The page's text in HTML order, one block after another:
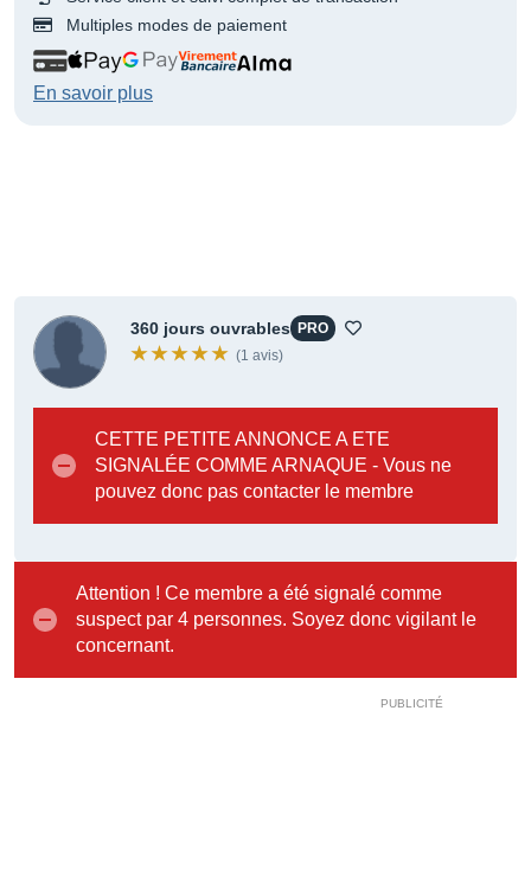
Multiples modes de paiement
En savoir plus
360 jours ouvrables PRO
(1 avis)
CETTE PETITE ANNONCE A ETE
SIGNALÉE COMME ARNAQUE - Vous ne
pouvez donc pas contacter le membre
Attention ! Ce membre a été signalé comme
suspect par 4 personnes. Soyez donc vigilant le
concernant.